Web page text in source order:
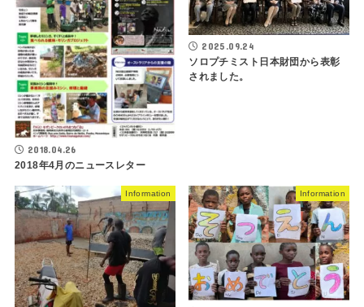
2018.04.26
2018年4月のニュースレター
2025.09.24
ソロプチミスト日本財団から表彰
されました。
Information Information